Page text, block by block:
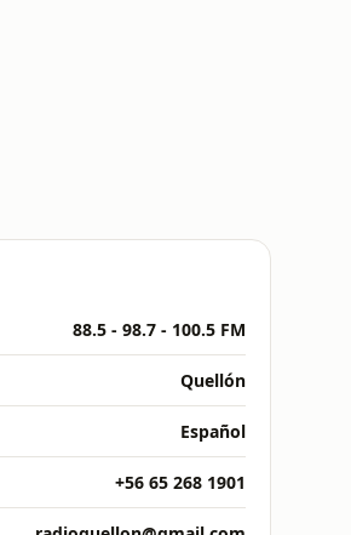
88.5 - 98.7 - 100.5 FM
Quellón
Español
+56 65 268 1901